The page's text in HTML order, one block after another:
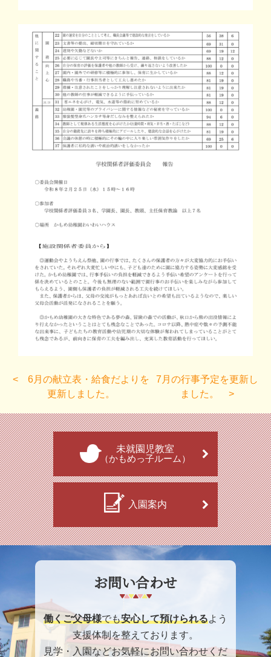
6月の献立表・給食だよりを
更新しました。
7月の行事予定を更新し
ました。
未就園児教室
（かもめっ子ルーム）
入園案内
お問い合わせ
働くご父母様でも安心して預けられるよう
支援体制を整えております。
見学・入園などお気軽にお問い合わせくだ